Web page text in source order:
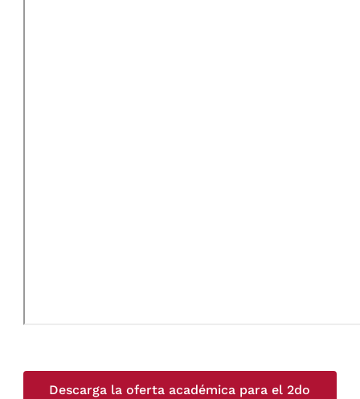
Descarga la oferta académica para el 2do